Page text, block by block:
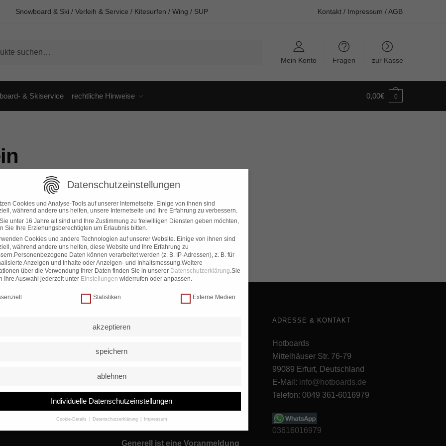
Snowboard & Ski / Verleih & Service / Kitesurfen / Wing / SUP Kontakt / Impressum /AGB
Mein Konto Fragen zur Kasse
& Skiservice rechtliche Hinweise 0,00€ 0
Bearbeite oder lösche ihn und beginne mit dem Schreiben!
HINWEISE
Versand
Di: 9.00 – 15.30 Uhr
Mi: geschlossen
Do: 9.00 – 15.30 Uhr
Fr: 9.00 – 15.00 Uhr
Generell ist eine Voranmeldung
ADRESSE & KONTAKT
Hotboards
Mittelhäuser Str. 76-79
99089 Erfurt, Deutschland
E-Mail: info@hotboards.de
Telefon: 0049 361-6016979
03616016979
Datenschutzeinstellungen
Cookies und Analyse-Tools auf unserer Internetseite. Einige von ihnen sind
während andere uns helfen, unsere Internetseite und Ihre Erfahrung zu verbessern.
unter 16 Jahre alt sind und Ihre Zustimmung zu freiwilligen Diensten geben möchten,
Sie Ihre Erziehungsberechtigten um Erlaubnis bitten.
Cookies und andere Technologien auf unserer Website. Einige von ihnen sind
während andere uns helfen, diese Website und Ihre Erfahrung zu
Personenbezogene Daten können verarbeitet werden (z. B. IP-Adressen), z. B. für
Anzeigen und Inhalte oder Anzeigen- und Inhaltsmessung.Weitere
über die Verwendung Ihrer Daten finden Sie in unserer Datenschutzerklärung.Sie
Ihre Auswahl jederzeit unter Einstellungen widerrufen oder anpassen.
Statistiken Externe Medien
akzeptieren
speichern
ablehnen
Individuelle Datenschutzeinstellungen
Cookie-Details Datenschutzerklärung Impressum
Datenschutzeinstellungen